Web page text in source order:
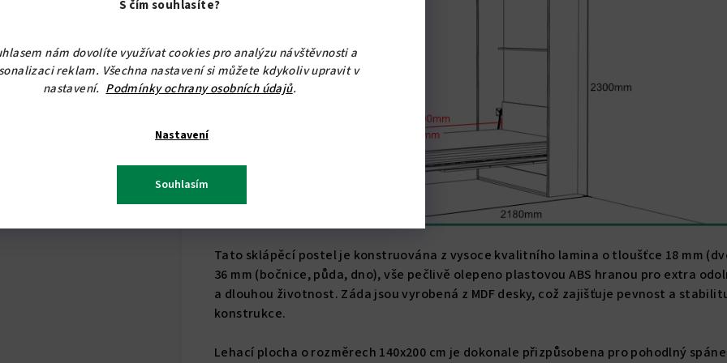
S čím souhlasíte?
nám dovolíte využívat cookies pro analýzu návštěvnosti a
reklam. Všechna nastavení si můžete kdykoliv upravit v
nastavení. Podmínky ochrany osobních údajů.
Nastavení
Souhlasím
Tato sklápěcí postel je konstruována z vysoce kvalitního lamina o tloušťce 18 mm
36 mm (bočnice, půda, dno), vše pečlivě olepeno plastovou ABS hranou pro extra
a dlouhou životnost. Záda jsou vyrobená z MDF desky, což zajišťuje pevnost a
konstrukce.
Lehací plocha o rozměrech 140x200 cm je dokonale přizpůsobena pro pohodlný